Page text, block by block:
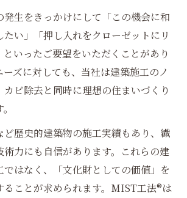
発生をきっかけにして「この機会に和
い」「押し入れをクローゼットにリ
といったご要望をいただくことがあり
ズに対しても、当社は建築施工のノ
カビ除去と同時に理想の住まいづくり
ど歴史的建築物の施工実績もあり、繊
力にも自信があります。これらの建
はなく、「文化財としての価値」を
ることが求められます。MIST工法®は